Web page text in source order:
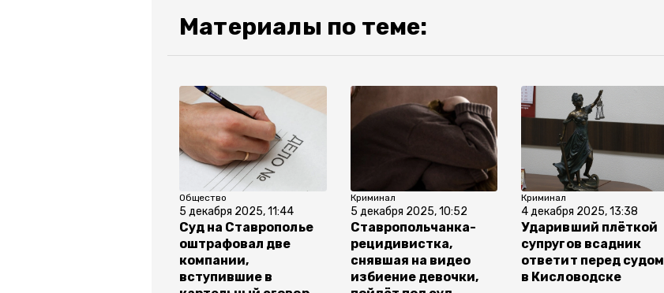
Материалы по теме:
Общество
5 декабря 2025, 11:44
Суд на Ставрополье
оштрафовал две
компании,
вступившие в
Криминал
5 декабря 2025, 10:52
Ставропольчанка-
рецидивистка,
снявшая на видео
избиение девочки,
Криминал
4 декабря 2025, 13:38
Ударивший плёткой
супругов всадник
ответит перед судом
в Кисловодске